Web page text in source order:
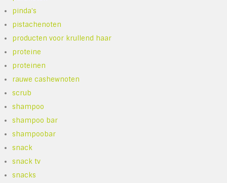
pinda's
pistachenoten
producten voor krullend haar
proteine
proteinen
rauwe cashewnoten
scrub
shampoo
shampoo bar
shampoobar
snack
snack tv
snacks